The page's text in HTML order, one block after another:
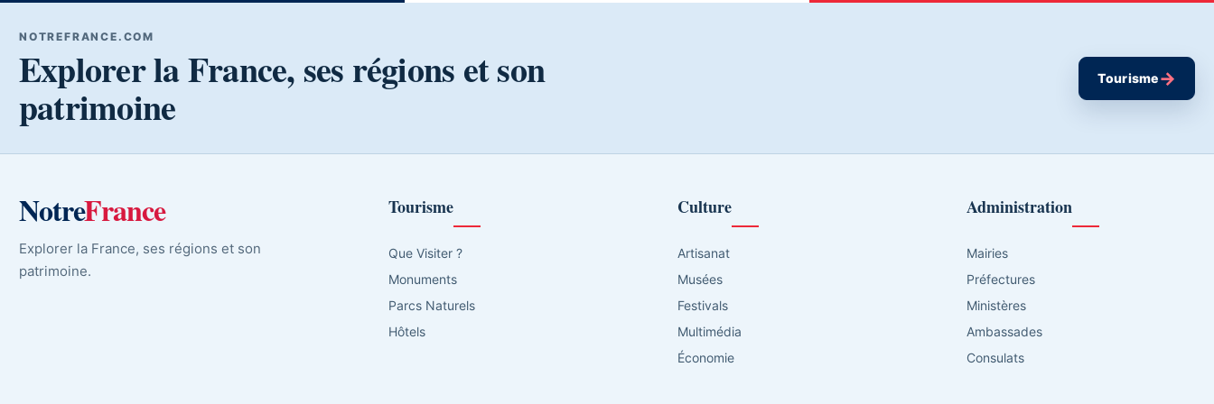
NOTREFRANCE.COM
Explorer la France, ses régions et son
patrimoine
Tourisme→
NotreFrance
Explorer la France, ses régions et son
patrimoine.
Tourisme
Que Visiter ?
Monuments
Parcs Naturels
Hôtels
Culture
Artisanat
Musées
Festivals
Multimédia
Économie
Administration
Mairies
Préfectures
Ministères
Ambassades
Consulats